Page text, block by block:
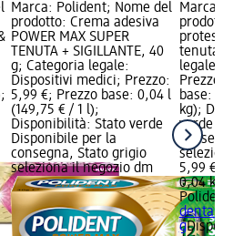
Marca: Polident; Nome del
prodotto: Crema adesiva
POWER MAX SUPER
TENUTA + SIGILLANTE, 40
g; Categoria legale:
Dispositivi medici; Prezzo:
5,99 €; Prezzo base: 0,04 l
(149,75 € / 1 l);
Disponibilità: Stato verde
Disponibile per la
consegna, Stato grigio
seleziona il negozio dm
Marca:
protesi
tenuta,
legale:
Prezzo:
base:
kg);
verde
5,99 €
0,04 kg
Polident
dentale
g